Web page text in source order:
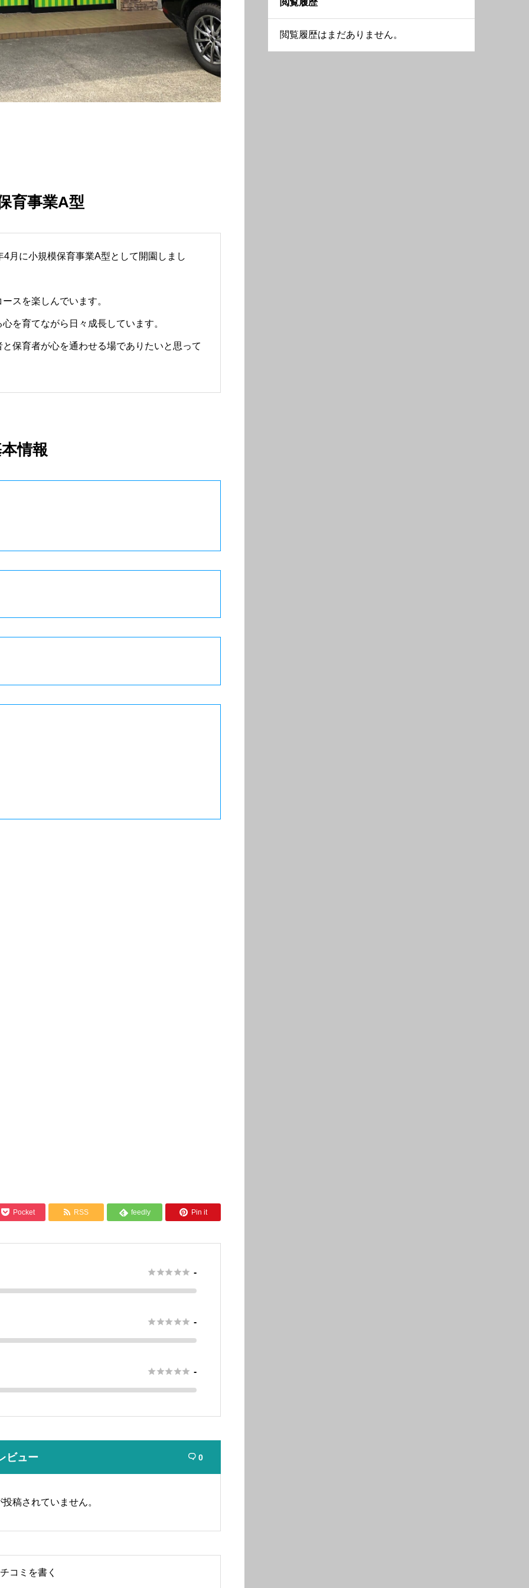
育事業A型
月に小規模保育事業A型として開園しまし
スを楽しんでいます。
を育てながら日々成長しています。
保育者が心を通わせる場でありたいと思って
情報
 Pocket  RSS  feedly  Pin it
 -
 -
 -
ビュー  0
稿されていません。
コミを書く
閲覧履歴はまだありません。